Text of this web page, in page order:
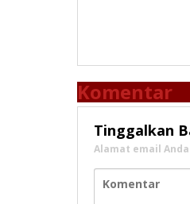
Komentar
Tinggalkan
Alamat email